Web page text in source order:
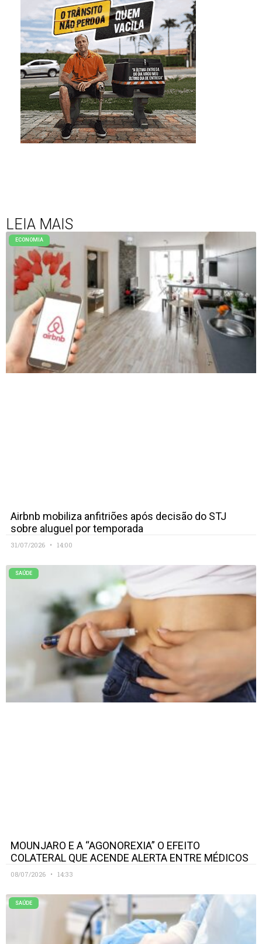
LEIA MAIS
ECONOMIA
Airbnb mobiliza anfitriões após decisão do STJ
sobre aluguel por temporada
31/07/2026 14:00
SAÚDE
MOUNJARO E A “AGONOREXIA” O EFEITO
COLATERAL QUE ACENDE ALERTA ENTRE MÉDICOS
08/07/2026 14:33
SAÚDE